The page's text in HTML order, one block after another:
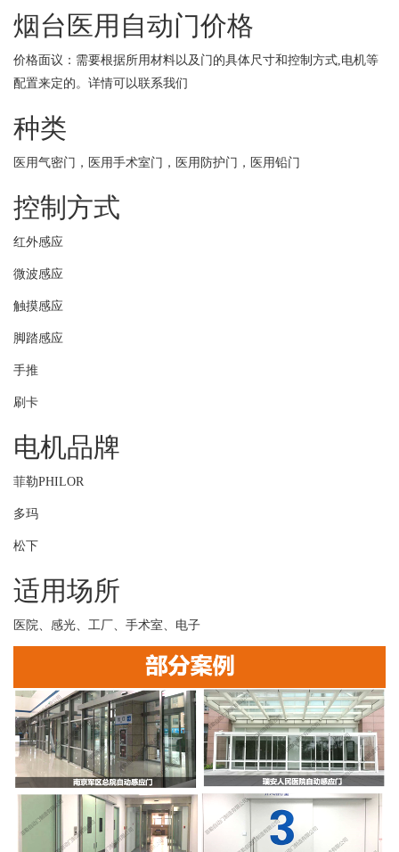
烟台医用自动门价格
价格面议：需要根据所用材料以及门的具体尺寸和控制方式,电机等
配置来定的。详情可以联系我们
种类
医用气密门，医用手术室门，医用防护门，医用铅门
控制方式
红外感应
微波感应
触摸感应
脚踏感应
手推
刷卡
电机品牌
菲勒PHILOR
多玛
松下
适用场所
医院、感光、工厂、手术室、电子